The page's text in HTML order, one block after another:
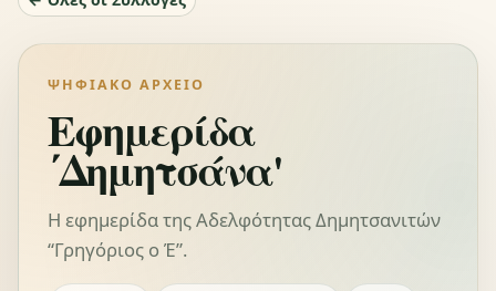
ΨΗΦΙΑΚΌ ΑΡΧΕΊΟ
Εφημερίδα
΄Δημητσάνα'
Η εφημερίδα της Αδελφότητας Δημητσανιτών
“Γρηγόριος ο Έ”.